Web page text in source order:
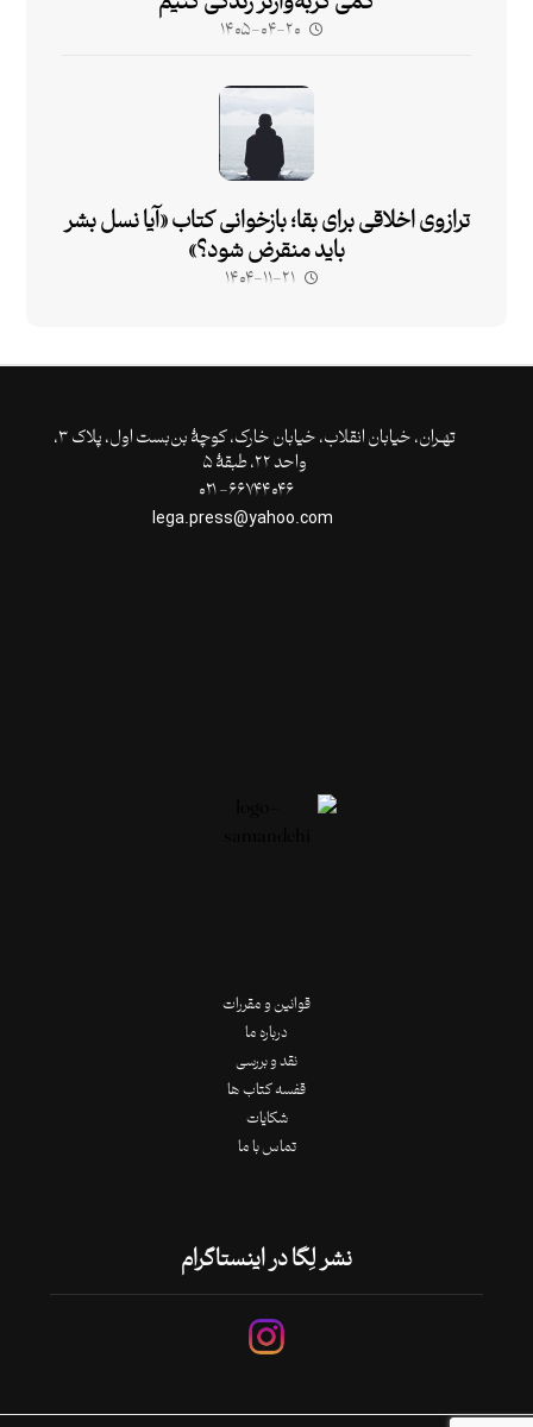
۱۴۰۵-۰۴-۲۰
ترازوی اخلاقی برای بقا؛ بازخوانی کتاب «آیا نسل بشر
باید منقرض شود؟»
۱۴۰۴-۱۱-۲۱
تهـران،‌ خیابان انقلاب، خیابان خارک، کوچۀ بن‌بست اول، پلاک ۳،
واحد ۲۲، طبقۀ ۵
قوانین و مقررات
درباره ما
نقد و بررسی
قفسه کتاب ها
شکایات
تماس با ما
نشر لِگا در اینستاگرام